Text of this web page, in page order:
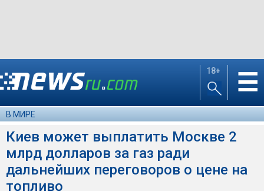
18+ ☰
В МИРЕ
Киев может выплатить Москве 2
млрд долларов за газ ради
дальнейших переговоров о цене на
топливо